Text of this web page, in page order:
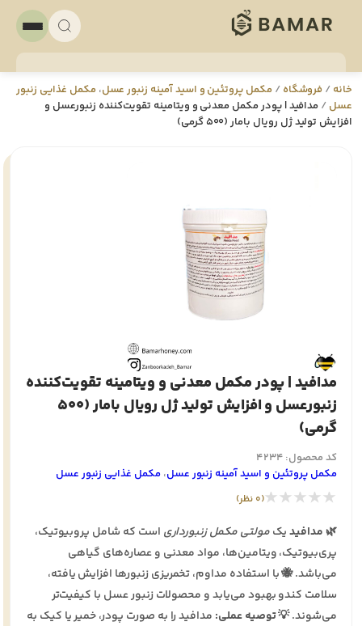
خانه/ فروشگاه/ مکمل پروتئین و اسید آمینه زنبور عسل، مکمل غذایی زنبور
عسل/ مدافید | پودر مکمل معدنی و ویتامینه تقویت‌کننده زنبورعسل و
افزایش تولید ژل رویال بامار (500 گرمی)
مدافید | پودر مکمل معدنی و ویتامینه تقویت‌کننده
زنبورعسل و افزایش تولید ژل رویال بامار (500
گرمی)
کد محصول: 4234
مکمل پروتئین و اسید آمینه زنبور عسل، مکمل غذایی زنبور عسل
★★★★★(0 نظر)
🌿 مدافیدیکمولتی مکمل زنبورداریاست که شامل پروبیوتیک،
پری‌بیوتیک، ویتامین‌ها، مواد معدنی و عصاره‌های گیاهی
می‌باشد. 🐝 با استفاده مداوم، تخمریزی زنبورها افزایش یافته،
سلامت کندو بهبود می‌یابد و محصولات زنبور عسل با کیفیت‌تر
می‌شوند. 💡توصیه عملی:مدافید را به صورت پودر، خمیر یا کیک به